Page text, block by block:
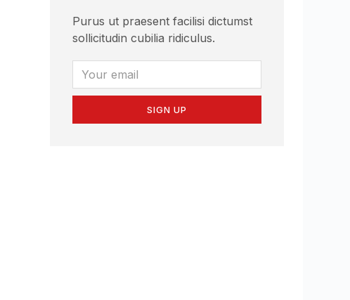
Purus ut praesent facilisi dictumst
sollicitudin cubilia ridiculus.
SIGN UP